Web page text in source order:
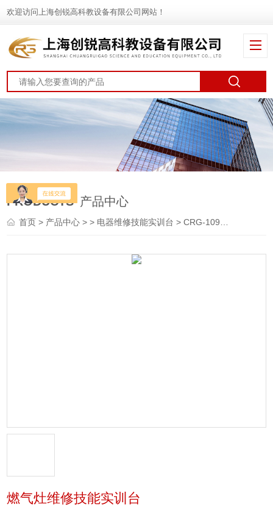
欢迎访问上海创锐高科教设备有限公司网站！
PRODUCTS 产品中心
首页> 产品中心 > > 电器维修技能实训台 > CRG-109燃气灶维修技能实训台
燃气灶维修技能实训台